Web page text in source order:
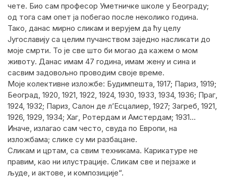
чете. Био сам професор Уметничке школе у Београду;
од тога сам опет ја побегао после неколико година.
Тако, данас мирно сликам и верујем да ћу целу
Југославију са целим пучанством заједно насликати до
моје смрти. То је све што би могао да кажем о мом
животу. Данас имам 47 година, имам жену и сина и
сасвим задовољно проводим своје време.
Моје колективне изложбе: Будимпешта, 1917; Париз, 1919;
Београд, 1920, 1921, 1922, 1924, 1930, 1933, 1934, 1936; Праг,
1924, 1932; Париз, Салон де л’Есцалиер, 1927; Загреб, 1921,
1926, 1929, 1934; Хаг, Ротердам и Амстердам; 1931…
Иначе, излагао сам често, свуда по Европи, на
изложбама; слике су ми разбацане.
Сликам и цртам, са свим техникама. Карикатуре не
правим, као ни илустрације. Сликам све и пејзаже и
људе, и актове, и композиције“.